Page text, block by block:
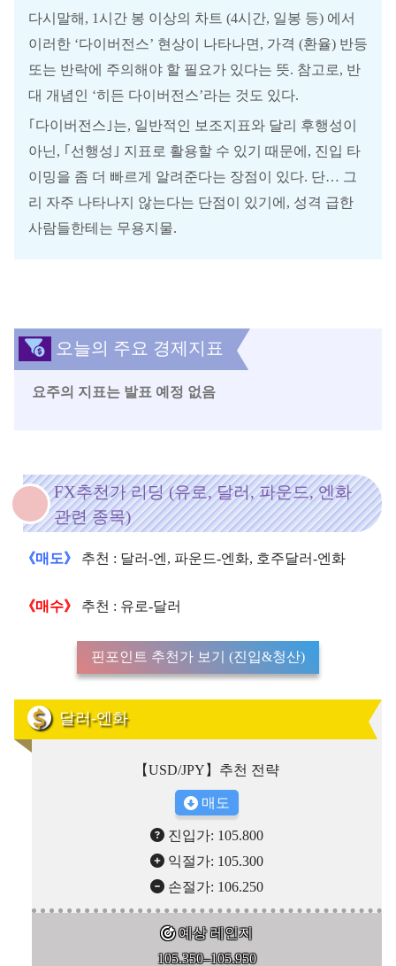
다시말해, 1시간 봉 이상의 차트 (4시간, 일봉 등) 에서
이러한 ‘다이버전스’ 현상이 나타나면, 가격 (환율) 반등
또는 반락에 주의해야 할 필요가 있다는 뜻. 참고로, 반
대 개념인 ‘히든 다이버전스’라는 것도 있다.
｢다이버전스｣는, 일반적인 보조지표와 달리 후행성이
아닌, ｢선행성｣ 지표로 활용할 수 있기 때문에, 진입 타
이밍을 좀 더 빠르게 알려준다는 장점이 있다. 단… 그
리 자주 나타나지 않는다는 단점이 있기에, 성격 급한
사람들한테는 무용지물.
오늘의 주요 경제지표
요주의 지표는 발표 예정 없음
FX추천가 리딩 (유로, 달러, 파운드, 엔화
관련 종목)
《매도》 추천 : 달러-엔, 파운드-엔화, 호주달러-엔화
《매수》 추천 : 유로-달러
핀포인트 추천가 보기 (진입&청산)
달러-엔화
【USD/JPY】추천 전략
매도
진입가: 105.800
익절가: 105.300
손절가: 106.250
예상 레인지
105.350–105.950